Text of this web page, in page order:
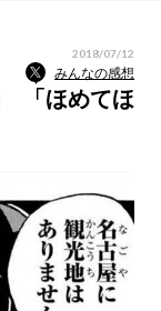
2018/07/12
みんなの感想
「ほめてほ